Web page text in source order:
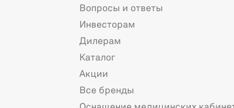
Вопросы и ответы
Инвесторам
Дилерам
Каталог
Акции
Все бренды